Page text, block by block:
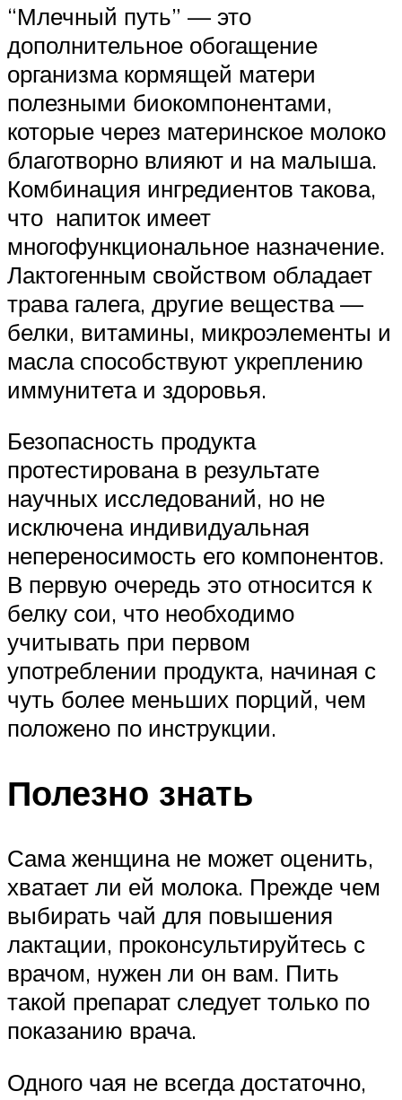
“Млечный путь” — это
дополнительное обогащение
организма кормящей матери
полезными биокомпонентами,
которые через материнское молоко
благотворно влияют и на малыша.
Комбинация ингредиентов такова,
что напиток имеет
многофункциональное назначение.
Лактогенным свойством обладает
трава галега, другие вещества —
белки, витамины, микроэлементы и
масла способствуют укреплению
иммунитета и здоровья.
Безопасность продукта
протестирована в результате
научных исследований, но не
исключена индивидуальная
непереносимость его компонентов.
В первую очередь это относится к
белку сои, что необходимо
учитывать при первом
употреблении продукта, начиная с
чуть более меньших порций, чем
положено по инструкции.
Полезно знать
Сама женщина не может оценить,
хватает ли ей молока. Прежде чем
выбирать чай для повышения
лактации, проконсультируйтесь с
врачом, нужен ли он вам. Пить
такой препарат следует только по
показанию врача.
Одного чая не всегда достаточно,